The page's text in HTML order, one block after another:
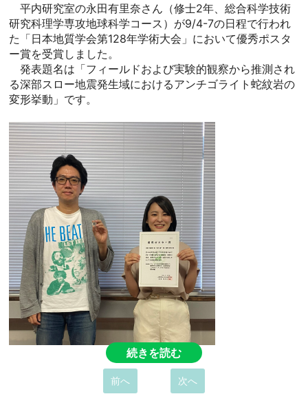
平内研究室の永田有里奈さん（修士2年、総合科学技術
研究科理学専攻地球科学コース）が9/4-7の日程で行われ
た「日本地質学会第128年学術大会」において優秀ポスタ
ー賞を受賞しました。
発表題名は「フィールドおよび実験的観察から推測され
る深部スロー地震発生域におけるアンチゴライト蛇紋岩の
変形挙動」です。
続きを読む
前へ 次へ